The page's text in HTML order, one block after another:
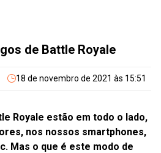
de Battle Royale
18 de novembro de 2021 às 15:51
Royale estão em todo o lado,
nos nossos smartphones,
Mas o que é este modo de